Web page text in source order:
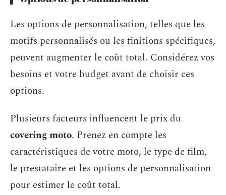
Les options de personnalisation, telles que les
motifs personnalisés ou les finitions spécifiques,
peuvent augmenter le coût total. Considérez vos
besoins et votre budget avant de choisir ces
options.
Plusieurs facteurs influencent le prix du
covering moto. Prenez en compte les
caractéristiques de votre moto, le type de film,
le prestataire et les options de personnalisation
pour estimer le coût total.